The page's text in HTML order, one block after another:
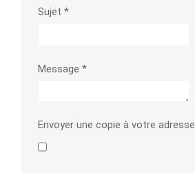
Sujet *
Message *
Envoyer une copie à votre adresse